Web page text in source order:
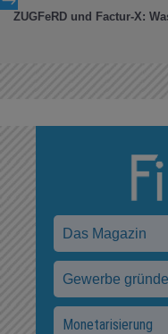
ZUGFeRD und Factur-X:
Das Magazin
Gewerbe
Monetarisierung